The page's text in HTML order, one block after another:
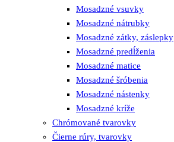
Mosadzné vsuvky
Mosadzné nátrubky
Mosadzné zátky, záslepky
Mosadzné predĺženia
Mosadzné matice
Mosadzné šróbenia
Mosadzné nástenky
Mosadzné kríže
Chrómované tvarovky
Čierne rúry, tvarovky